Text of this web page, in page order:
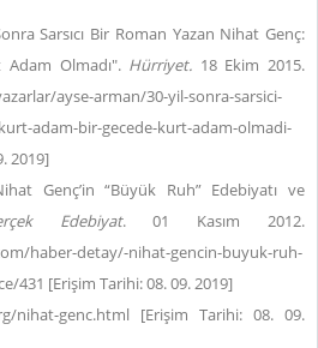
Sarsıcı Bir Roman Yazan Nihat Genç:
Olmadı". Hürriyet. 18 Ekim 2015.
ayse-arman/30-yil-sonra-sarsici-
adam-bir-gecede-kurt-adam-olmadi-
2019]
Genç’in “Büyük Ruh” Edebiyatı ve
Edebiyat. 01 Kasım 2012.
haber-detay/-nihat-gencin-buyuk-ruh-
431 [Erişim Tarihi: 08. 09. 2019]
nihat-genc.html [Erişim Tarihi: 08. 09.